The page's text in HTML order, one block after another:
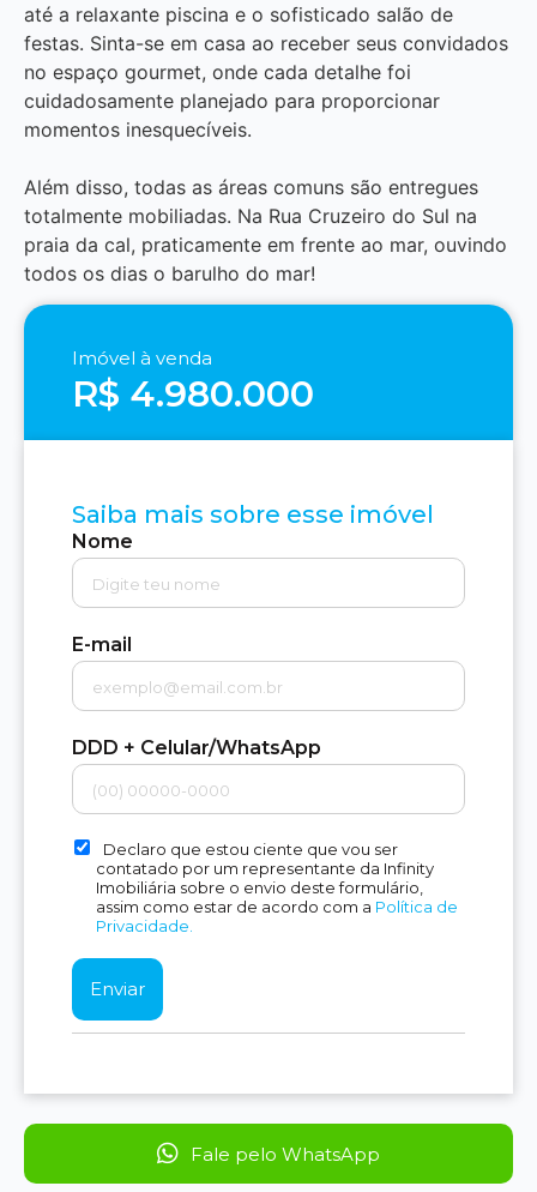
até a relaxante piscina e o sofisticado salão de
festas. Sinta-se em casa ao receber seus convidados
no espaço gourmet, onde cada detalhe foi
cuidadosamente planejado para proporcionar
momentos inesquecíveis.
Além disso, todas as áreas comuns são entregues
totalmente mobiliadas. Na Rua Cruzeiro do Sul na
praia da cal, praticamente em frente ao mar, ouvindo
todos os dias o barulho do mar!
Imóvel à venda
R$ 4.980.000
Saiba mais sobre esse imóvel
Nome
E-mail
DDD + Celular/WhatsApp
Declaro que estou ciente que vou ser
contatado por um representante da Infinity
Imobiliária sobre o envio deste formulário,
assim como estar de acordo com a Política de
Privacidade.
Fale pelo WhatsApp